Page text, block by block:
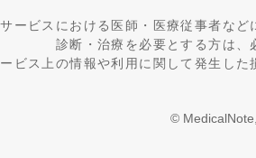
ービスにおける医師・医療従事者な
診断・治療を必要とする方は
ビス上の情報や利用に関して発生し
©